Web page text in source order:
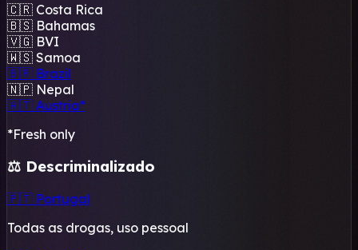
🇨🇷 Costa Rica
🇧🇸 Bahamas
🇻🇬 BVI
🇼🇸 Samoa
🇧🇷 Brazil
🇳🇵 Nepal
🇦🇹 Austria*
*Fresh only
⚖️ Descriminalizado
🇵🇹 Portugal
Todas as drogas, uso pessoal